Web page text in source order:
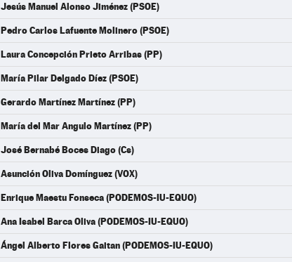
Jesús Manuel Alonso Jiménez (PSOE)
Pedro Carlos Lafuente Molinero (PSOE)
Laura Concepción Prieto Arribas (PP)
María Pilar Delgado Díez (PSOE)
Gerardo Martínez Martínez (PP)
María del Mar Angulo Martínez (PP)
José Bernabé Boces Diago (Cs)
Asunción Oliva Domínguez (VOX)
Enrique Maestu Fonseca (PODEMOS-IU-EQUO)
Ana Isabel Barca Oliva (PODEMOS-IU-EQUO)
Ángel Alberto Flores Gaitan (PODEMOS-IU-EQUO)